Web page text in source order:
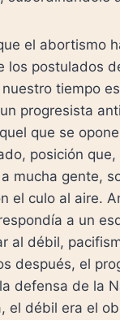
el abortismo
los postulados
tiempo
progresista
que se
posición que,
mucha gente,
el culo al aire.
a un
al débil,
después, el
defensa de la
el débil era el